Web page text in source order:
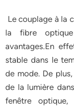
Le couplage à la
la fibre
avantages.En
stable dans le
de mode. De
de la lumière
fenêtre